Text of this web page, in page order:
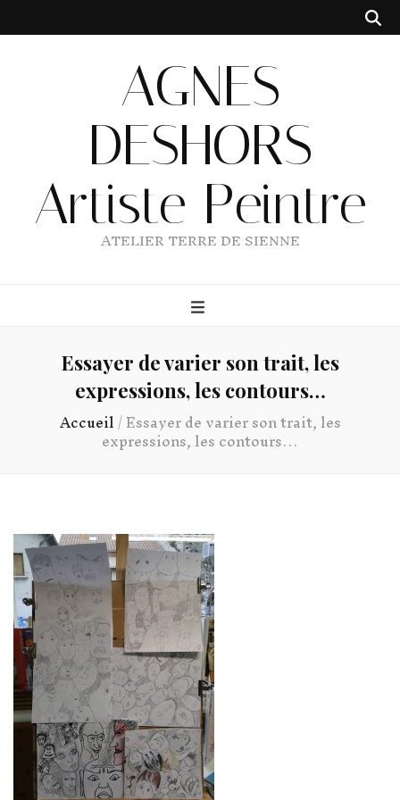
AGNES
DESHORS
Artiste Peintre
ATELIER TERRE DE SIENNE
Essayer de varier son trait, les
expressions, les contours…
Accueil/Essayer de varier son trait, les
expressions, les contours…